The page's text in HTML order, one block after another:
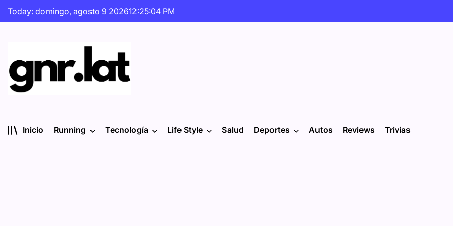
Skip
Today: domingo, agosto 9 202612:25:05 PM
Inicio Running Tecnología Life Style Salud Deportes Autos Reviews Trivias